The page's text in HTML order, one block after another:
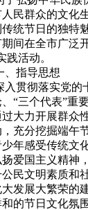
民群众的文化
统节日的独特
间在全市广泛
践活动。
导思想
落实党的十
“三个代表”重
大力开展群众
充分挖掘端午
年感受传统文
爱国主义精神
民文明素质和
发展大繁荣的
的节日文化氛围